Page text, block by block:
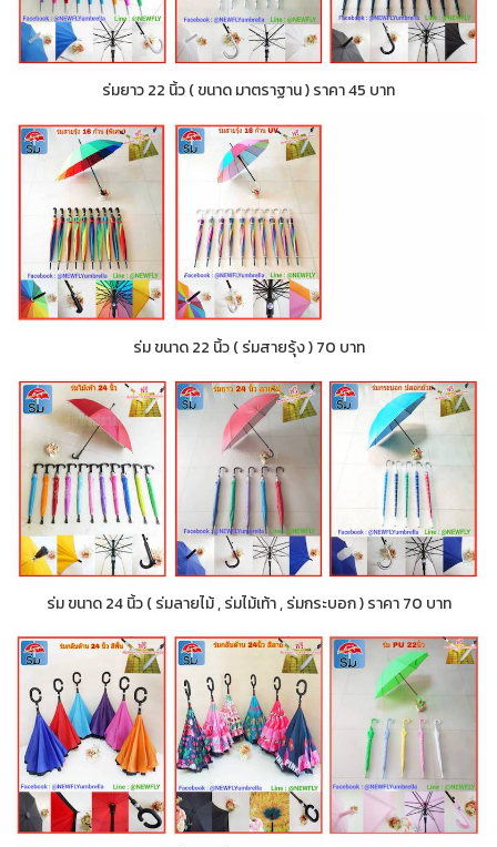
ร่มยาว 22 นิ้ว ( ขนาด มาตราฐาน ) ราคา 45 บาท
ร่ม ขนาด 22 นิ้ว ( ร่มสายรุ้ง ) 70 บาท
ร่ม ขนาด 24 นิ้ว ( ร่มลายไม้ , ร่มไม้เท้า , ร่มกระบอก ) ราคา 70 บาท